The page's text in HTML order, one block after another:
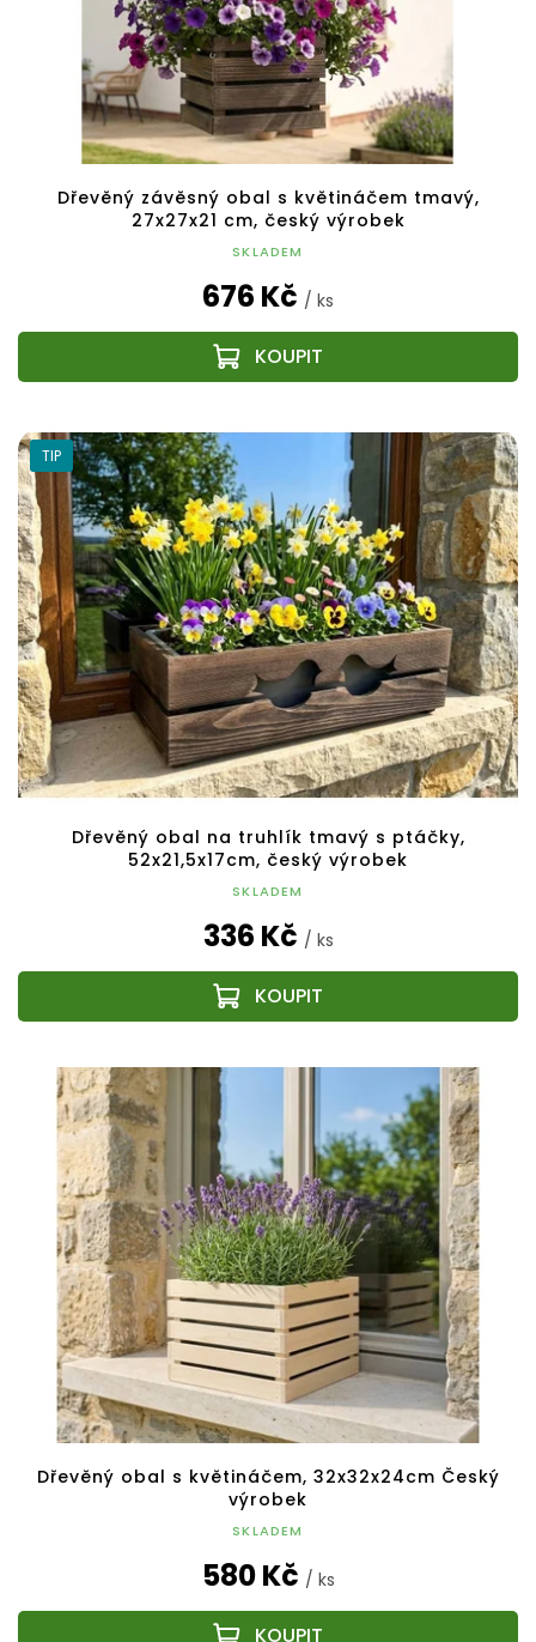
Dřevěný závěsný obal s květináčem tmavý,
27x27x21 cm, český výrobek
SKLADEM
676 Kč / ks
TIP
Dřevěný obal na truhlík tmavý s ptáčky,
52x21,5x17cm, český výrobek
SKLADEM
336 Kč / ks
Dřevěný obal s květináčem, 32x32x24cm Český
výrobek
SKLADEM
580 Kč / ks